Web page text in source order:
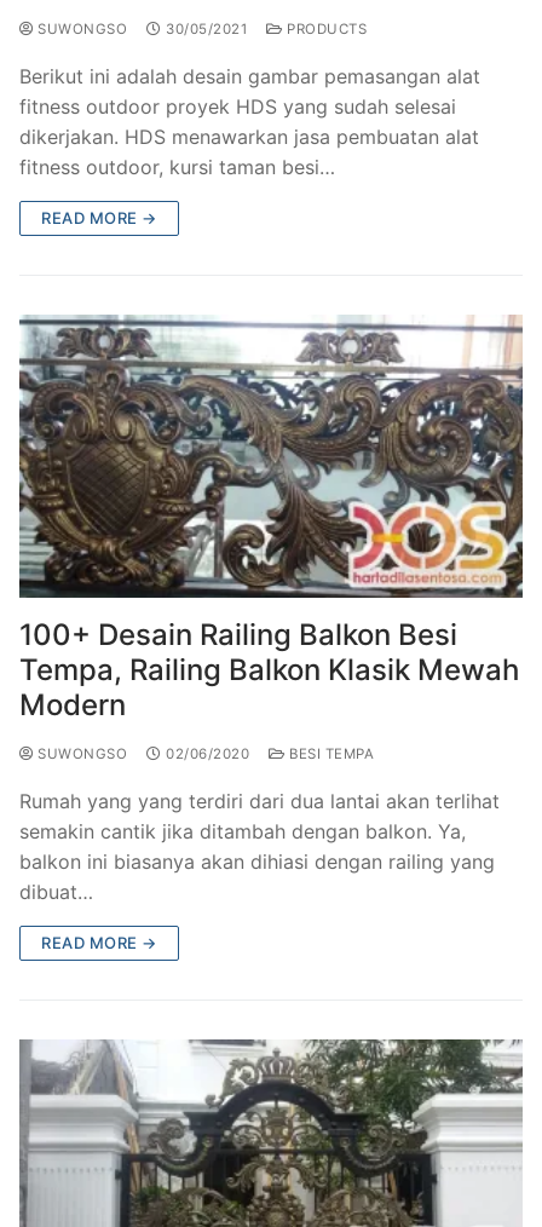
SUWONGSO 30/05/2021 PRODUCTS
Berikut ini adalah desain gambar pemasangan alat
fitness outdoor proyek HDS yang sudah selesai
dikerjakan. HDS menawarkan jasa pembuatan alat
fitness outdoor, kursi taman besi…
READ MORE →
100+ Desain Railing Balkon Besi
Tempa, Railing Balkon Klasik Mewah
Modern
SUWONGSO 02/06/2020 BESI TEMPA
Rumah yang yang terdiri dari dua lantai akan terlihat
semakin cantik jika ditambah dengan balkon. Ya,
balkon ini biasanya akan dihiasi dengan railing yang
dibuat…
READ MORE →